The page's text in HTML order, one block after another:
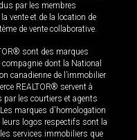
par les membres
vente et de la location de
de vente collaborative.
sont des marques
dont la National
canadienne de l’immobilier
REALTOR® servent à
les courtiers et agents
marques d'homologation
logos respectifs sont la
services immobiliers que